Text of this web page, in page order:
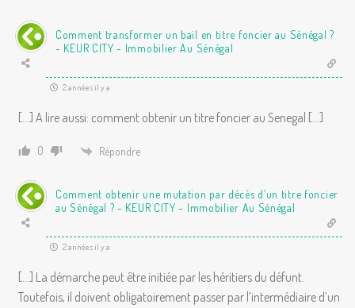
Comment transformer un bail en titre foncier au Sénégal ?
- KEUR CITY - Immobilier Au Sénégal
2 années il y a
[…] A lire aussi: comment obtenir un titre foncier au Senegal […]
0 Répondre
Comment obtenir une mutation par décès d’un titre foncier
au Sénégal ? - KEUR CITY - Immobilier Au Sénégal
2 années il y a
[…] La démarche peut être initiée par les héritiers du défunt.
Toutefois, il doivent obligatoirement passer par l’intermédiaire d’un